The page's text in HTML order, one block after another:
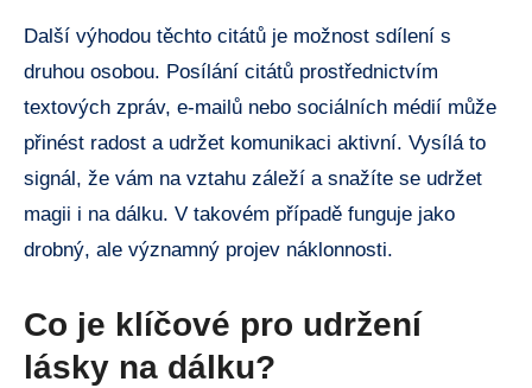
Další výhodou těchto citátů je možnost sdílení s
druhou osobou. Posílání citátů prostřednictvím
textových zpráv, e-mailů nebo sociálních médií může
přinést radost a udržet komunikaci aktivní. Vysílá to
signál, že vám na vztahu záleží a snažíte se udržet
magii i na dálku. V takovém případě funguje jako
drobný, ale významný projev náklonnosti.
Co je klíčové pro udržení
lásky na dálku?